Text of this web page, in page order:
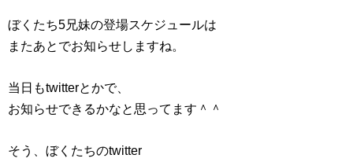
ぼくたち5兄妹の登場スケジュールは
またあとでお知らせしますね。
当日もtwitterとかで、
お知らせできるかなと思ってます＾＾
そう、ぼくたちのtwitter